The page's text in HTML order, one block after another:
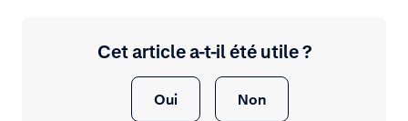
Cet article a-t-il été utile ?
Oui Non